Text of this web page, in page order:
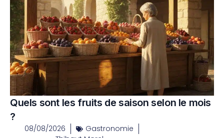
Quels sont les fruits de saison selon le mois
?
08/08/2026
Gastronomie